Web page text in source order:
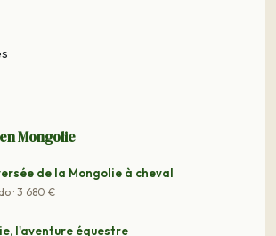
Mongolie
de la Mongolie à cheval
· 3 680 €
l'aventure équestre